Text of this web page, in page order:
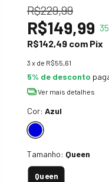
R$229,99
R$149,99 35
R$142,49 com Pix
3 x de R$55,61
5% de desconto
Ver mais detalhes
Cor: Azul
Tamanho: Queen
Queen